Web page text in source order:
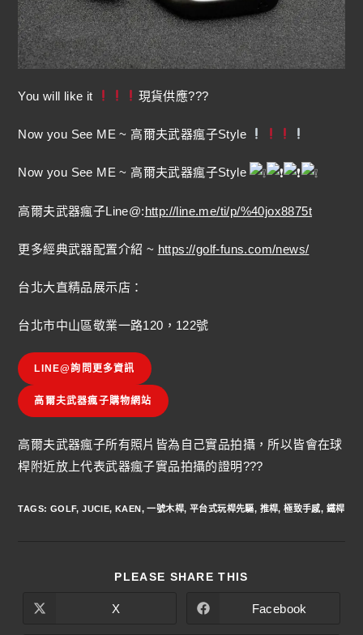
You will like it 現貨供應???
Now you See ME ~ 高爾夫武器瘋子Style
Now you See ME ~ 高爾夫武器瘋子Style
高爾夫武器瘋子Line@:http://line.me/ti/p/%40jox8875t
更多經典武器配置介紹 ~ https://golf-funs.com/news/
台北大直精品展示店：
台北市中山區敬業一路120，122號
LINE@詢問更多資訊
高爾夫武器瘋子購物網站
高爾夫武器瘋子所有照片皆為自己實品拍攝，所以皆會在球
桿附近放上代表武器瘋子實品拍攝的證明???
TAGS: GOLF, JUCIE, KAEN , 一號木桿, 平台式玩桿先驅, 推桿, 極致手感, 鐵桿
PLEASE SHARE THIS
X Facebook